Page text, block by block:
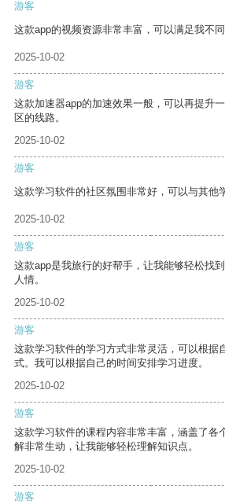
游客
这款app的视频资源非常丰富，可以满足我不同
2025-10-02
游客
这款加速器app的加速效果一般，可以再提升
区的线路。
2025-10-02
游客
这款学习软件的社区氛围非常好，可以与其他
2025-10-02
游客
这款app是我旅行的好帮手，让我能够轻松找
人情。
2025-10-02
游客
这款学习软件的学习方式非常灵活，可以根据
式。我可以根据自己的时间安排学习进度。
2025-10-02
游客
这款学习软件的课程内容非常丰富，涵盖了各
解非常生动，让我能够轻松理解知识点。
2025-10-02
游客